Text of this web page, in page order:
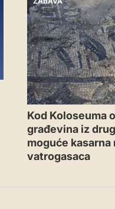
Kod Koloseuma
građevina iz
moguće kasarna
vatrogasaca